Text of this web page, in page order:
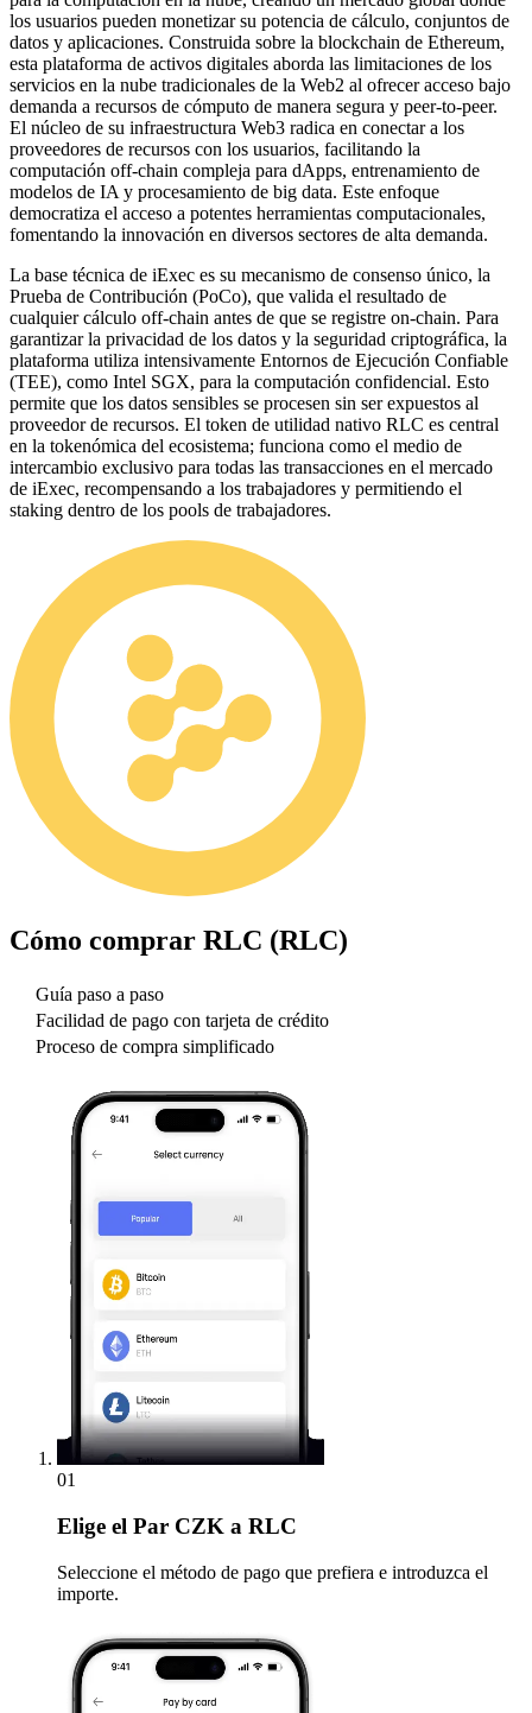
los usuarios pueden monetizar su potencia de cálculo, conjuntos de
datos y aplicaciones. Construida sobre la blockchain de Ethereum,
esta plataforma de activos digitales aborda las limitaciones de los
servicios en la nube tradicionales de la Web2 al ofrecer acceso bajo
demanda a recursos de cómputo de manera segura y peer-to-peer.
El núcleo de su infraestructura Web3 radica en conectar a los
proveedores de recursos con los usuarios, facilitando la
computación off-chain compleja para dApps, entrenamiento de
modelos de IA y procesamiento de big data. Este enfoque
democratiza el acceso a potentes herramientas computacionales,
fomentando la innovación en diversos sectores de alta demanda.
La base técnica de iExec es su mecanismo de consenso único, la
Prueba de Contribución (PoCo), que valida el resultado de
cualquier cálculo off-chain antes de que se registre on-chain. Para
garantizar la privacidad de los datos y la seguridad criptográfica, la
plataforma utiliza intensivamente Entornos de Ejecución Confiable
(TEE), como Intel SGX, para la computación confidencial. Esto
permite que los datos sensibles se procesen sin ser expuestos al
proveedor de recursos. El token de utilidad nativo RLC es central
en la tokenómica del ecosistema; funciona como el medio de
intercambio exclusivo para todas las transacciones en el mercado
de iExec, recompensando a los trabajadores y permitiendo el
staking dentro de los pools de trabajadores.
Cómo comprar RLC (RLC)
Guía paso a paso
Facilidad de pago con tarjeta de crédito
Proceso de compra simplificado
01
Elige el Par CZK a RLC
Seleccione el método de pago que prefiera e introduzca el
importe.